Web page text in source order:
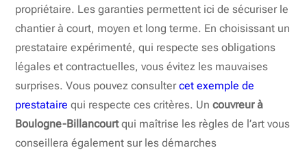
propriétaire. Les garanties permettent ici de sécuriser le
chantier à court, moyen et long terme. En choisissant un
prestataire expérimenté, qui respecte ses obligations
légales et contractuelles, vous évitez les mauvaises
surprises. Vous pouvez consultercet exemple de
prestataire qui respecte ces critères. Uncouvreur à
Boulogne-Billancourtqui maîtrise les règles de l’art vous
conseillera également sur les démarches